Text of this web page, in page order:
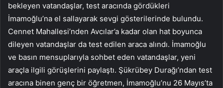
bekleyen vatandaşlar, test aracında gördükleri
İmamoğlu’na el sallayarak sevgi gösterilerinde bulundu.
Cennet Mahallesi’nden Avcılar’a kadar olan hat boyunca
dileyen vatandaşlar da test edilen araca alındı. İmamoğlu
ve basın mensuplarıyla sohbet eden vatandaşlar, yeni
araçla ilgili görüşlerini paylaştı. Şükrübey Durağı’ndan test
aracına binen genç bir öğretmen, İmamoğlu’nu 26 Mayıs’ta